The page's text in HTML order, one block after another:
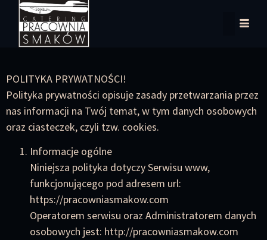
POLITYKA PRYWATNOŚCI!
Polityka prywatności opisuje zasady przetwarzania przez
nas informacji na Twój temat, w tym danych osobowych
oraz ciasteczek, czyli tzw. cookies.
Informacje ogólne
Niniejsza polityka dotyczy Serwisu www,
funkcjonującego pod adresem url:
https://pracowniasmakow.com
Operatorem serwisu oraz Administratorem danych
osobowych jest: http://pracowniasmakow.com